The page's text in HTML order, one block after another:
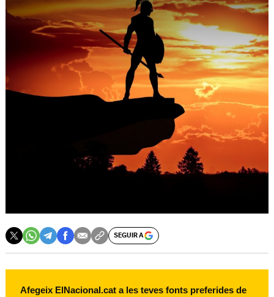
SEGUIR A
Afegeix ElNacional.cat a les teves fonts preferides de